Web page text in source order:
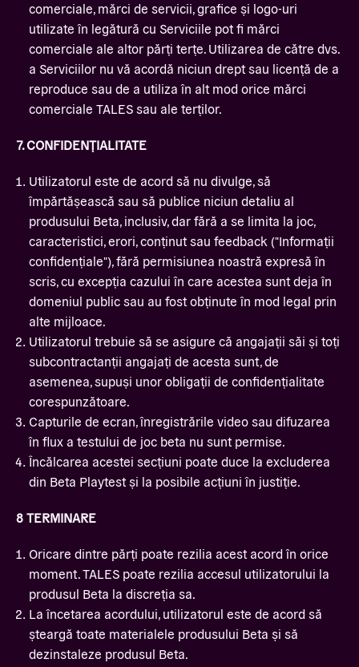
comerciale, mărci de servicii, grafice și logo-uri
utilizate în legătură cu Serviciile pot fi mărci
comerciale ale altor părți terțe. Utilizarea de către dvs.
a Serviciilor nu vă acordă niciun drept sau licență de a
reproduce sau de a utiliza în alt mod orice mărci
comerciale TALES sau ale terților.
7. CONFIDENȚIALITATE
Utilizatorul este de acord să nu divulge, să
împărtășească sau să publice niciun detaliu al
produsului Beta, inclusiv, dar fără a se limita la joc,
caracteristici, erori, conținut sau feedback ("Informații
confidențiale"), fără permisiunea noastră expresă în
scris, cu excepția cazului în care acestea sunt deja în
domeniul public sau au fost obținute în mod legal prin
alte mijloace.
Utilizatorul trebuie să se asigure că angajații săi și toți
subcontractanții angajați de acesta sunt, de
asemenea, supuși unor obligații de confidențialitate
corespunzătoare.
Capturile de ecran, înregistrările video sau difuzarea
în flux a testului de joc beta nu sunt permise.
Încălcarea acestei secțiuni poate duce la excluderea
din Beta Playtest și la posibile acțiuni în justiție.
8 TERMINARE
Oricare dintre părți poate rezilia acest acord în orice
moment. TALES poate rezilia accesul utilizatorului la
produsul Beta la discreția sa.
La încetarea acordului, utilizatorul este de acord să
șteargă toate materialele produsului Beta și să
dezinstaleze produsul Beta.